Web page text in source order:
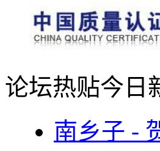
论坛热贴今日
南乡子 -